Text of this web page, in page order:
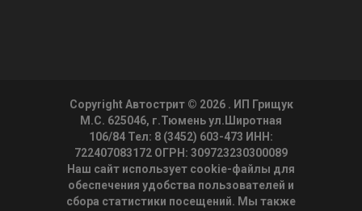
Copyright Автострит © 2026 . ИП Грищук
М.С. 625046, г.Тюмень ул.Широтная
106/84 Тел: 8 (3452) 603-473 ИНН:
722407083172 ОГРН: 309723230300089
Наш сайт использует cookie-файлы для
обеспечения удобства пользователей и
сбора статистики посещений. Мы также